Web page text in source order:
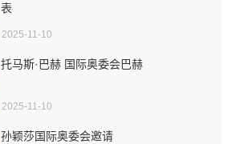
表
2025-11-10
托马斯·巴赫 国际奥委会巴赫
2025-11-10
孙颖莎国际奥委会邀请